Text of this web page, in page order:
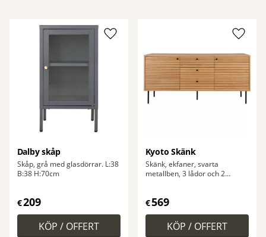
Dalby skåp
Skåp, grå med glasdörrar. L:38
B:38 H:70cm
€209
Lägg till i favoriter
Kyoto Skänk
Skänk, ekfaner, svarta
metallben, 3 lådor och 2
€569
Lägg